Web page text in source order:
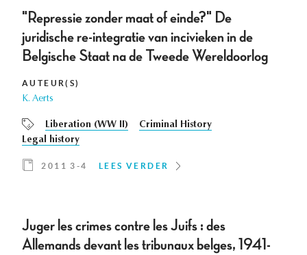
"Repressie zonder maat of einde?" De
juridische re-integratie van incivieken in de
Belgische Staat na de Tweede Wereldoorlog
AUTEUR(S)
K. Aerts
Liberation (WW II)
Criminal History
Legal history
2011 3-4 LEES VERDER
Juger les crimes contre les Juifs : des
Allemands devant les tribunaux belges, 1941-